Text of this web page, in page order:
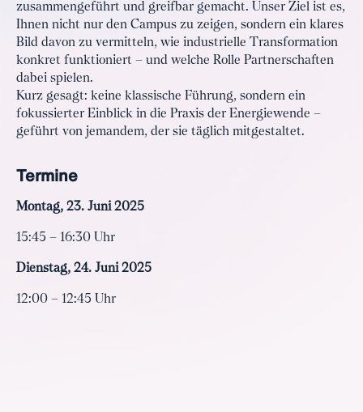
zusammengeführt und greifbar gemacht. Unser Ziel ist es,
Ihnen nicht nur den Campus zu zeigen, sondern ein klares
Bild davon zu vermitteln, wie industrielle Transformation
konkret funktioniert – und welche Rolle Partnerschaften
dabei spielen.
Kurz gesagt: keine klassische Führung, sondern ein
fokussierter Einblick in die Praxis der Energiewende –
geführt von jemandem, der sie täglich mitgestaltet.
Termine
Montag, 23. Juni 2025
15:45 – 16:30 Uhr
Dienstag, 24. Juni 2025
12:00 – 12:45 Uhr